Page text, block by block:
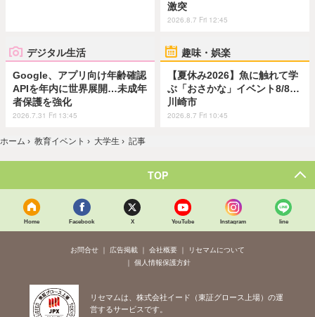
激突
2026.8.7 Fri 12:45
デジタル生活
Google、アプリ向け年齢確認
APIを年内に世界展開…未成年
者保護を強化
2026.7.31 Fri 13:45
趣味・娯楽
【夏休み2026】魚に触れて学
ぶ「おさかな」イベント8/8…
川崎市
2026.8.7 Fri 10:45
ホーム › 教育イベント › 大学生 › 記事
TOP
Home Facebook X YouTube Instagram line
お問合せ 広告掲載 会社概要
リセマムについて
個人情報保護方針
リセマムは、株式会社イード（東証グロース上場）の運
営するサービスです。